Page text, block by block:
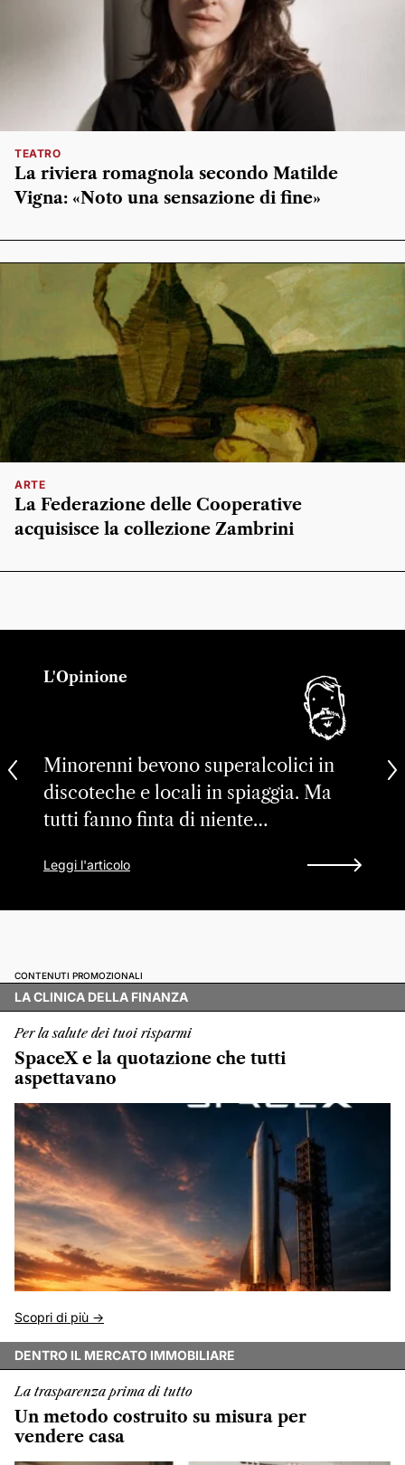
TEATRO
La riviera romagnola secondo Matilde
Vigna: «Noto una sensazione di fine»
ARTE
La Federazione delle Cooperative
acquisisce la collezione Zambrini
L'Opinione
Minorenni bevono superalcolici in
discoteche e locali in spiaggia. Ma
tutti fanno finta di niente…
Leggi l'articolo
CONTENUTI PROMOZIONALI
LA CLINICA DELLA FINANZA
Per la salute dei tuoi risparmi
SpaceX e la quotazione che tutti
aspettavano
Scopri di più ->
DENTRO IL MERCATO IMMOBILIARE
La trasparenza prima di tutto
Un metodo costruito su misura per
vendere casa